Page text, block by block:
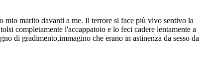
marito davanti a me. Il terrore si face più vivo sentivo la
completamente l'accappatoio e lo feci cadere lentamente a
di gradimento,immagino che erano in astinenza da sesso da